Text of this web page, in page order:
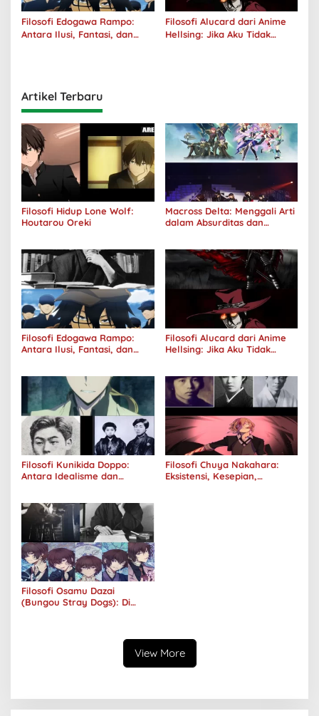
Filosofi Edogawa Rampo:
Antara Ilusi, Fantasi, dan
Filosofi Alucard dari Anime
Hellsing: Jika Aku Tidak
Artikel Terbaru
Filosofi Hidup Lone Wolf:
Houtarou Oreki
Macross Delta: Menggali Arti
dalam Absurditas dan
Filosofi Edogawa Rampo:
Antara Ilusi, Fantasi, dan
Filosofi Alucard dari Anime
Hellsing: Jika Aku Tidak
Filosofi Kunikida Doppo:
Antara Idealisme dan
Filosofi Chuya Nakahara:
Eksistensi, Kesepian,
Filosofi Osamu Dazai
(Bungou Stray Dogs): Di
View More